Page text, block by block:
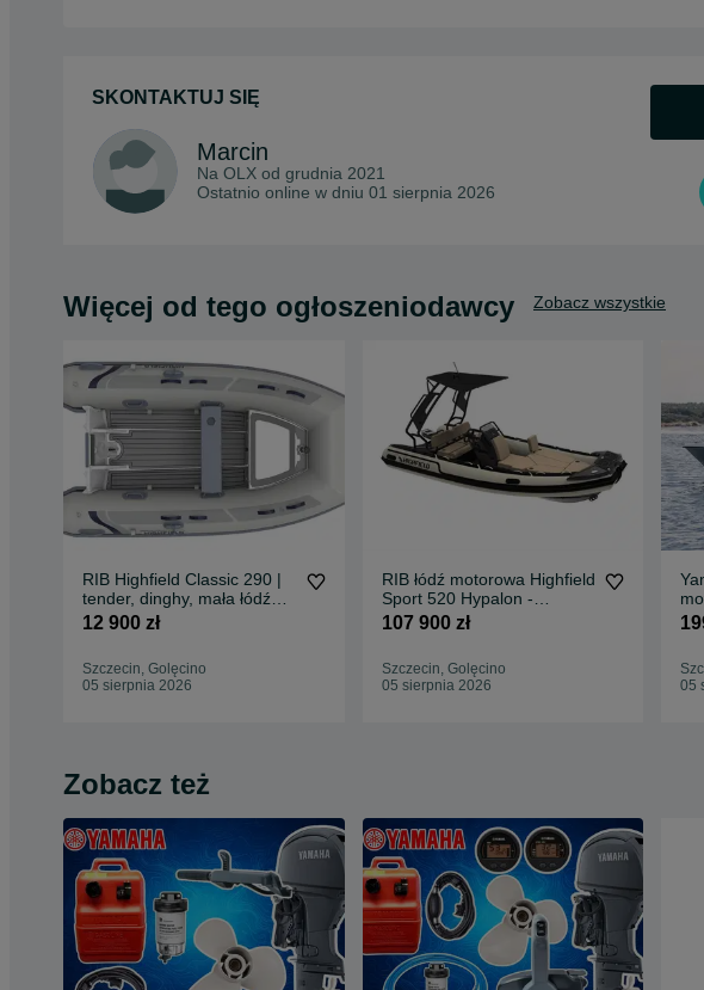
SKONTAKTUJ SIĘ
Marcin
Na OLX od grudnia 2021
Ostatnio online w dniu 01 sierpnia 2026
Więcej od tego ogłoszeniodawcy Zobacz wszystkie
RIB Highfield Classic 290 |
tender, dinghy, mała łódź
motorowa
12 900 zł
Szczecin, Golęcino
05 sierpnia 2026
RIB łódź motorowa Highfield
Sport 520 Hypalon -
NOWOŚĆ 2026!
107 900 zł
Szczecin, Golęcino
05 sierpnia 2026
05
Zobacz też